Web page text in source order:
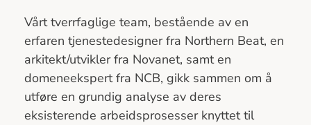
Vårt tverrfaglige team, bestående av en
erfaren tjenestedesigner fra Northern Beat, en
arkitekt/utvikler fra Novanet, samt en
domeneekspert fra NCB, gikk sammen om å
utføre en grundig analyse av deres
eksisterende arbeidsprosesser knyttet til